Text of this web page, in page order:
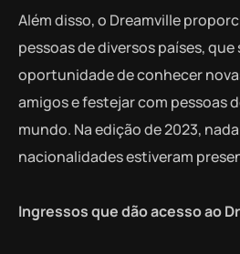
Além disso, o Dreamville
pessoas de diversos países, que
oportunidade de conhecer
amigos e festejar com pessoas
mundo. Na edição de 2023,
nacionalidades estiveram
Ingressos que dão acesso ao